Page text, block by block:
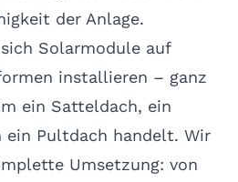
der Anlage.
Solarmodule auf
installieren – ganz
ein Satteldach, ein
ein Pultdach handelt. Wir
Umsetzung: von